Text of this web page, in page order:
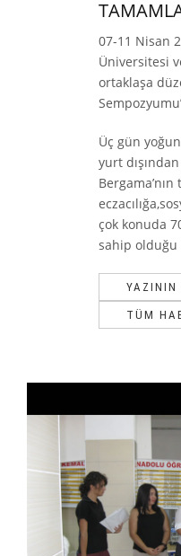
07-11 Nisan
Üniversitesi
ortaklaşa
Üç gün
yurt
çok konuda
sahip olduğu
YAZININ
TÜM